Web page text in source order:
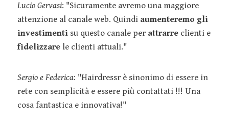
Lucio Gervasi: "Sicuramente avremo una maggiore
attenzione al canale web. Quindi aumenteremo gli
investimenti su questo canale per attrarre clienti e
fidelizzare le clienti attuali."
Sergio e Federica: "Hairdressr è sinonimo di essere in
rete con semplicità e essere più contattati !!! Una
cosa fantastica e innovativa!"